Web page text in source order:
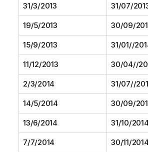
31/3/2013 31/07/
19/5/2013 30/09/
15/9/2013 31/01//
11/12/2013 30/04//
2/3/2014 31/07//
14/5/2014 30/09/
13/6/2014 31/10/2014
7/7/2014 30/11/2014